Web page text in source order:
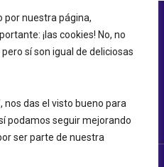
por nuestra página,
¡las cookies! No, no
sí son igual de deliciosas
nos das el visto bueno para
podamos seguir mejorando
ser parte de nuestra